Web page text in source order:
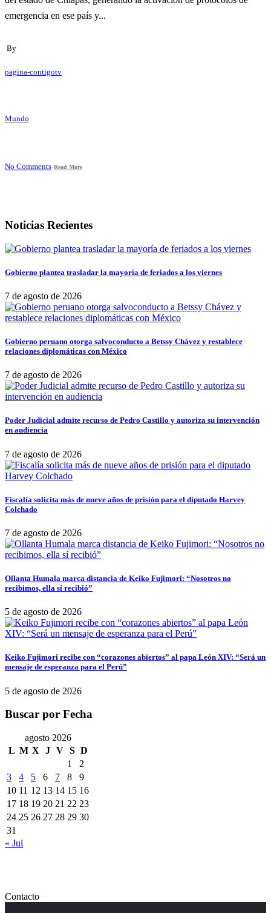
emergencia en ese país y...
By
pagina-contigotv
Mundo
No Comments Read More
Noticias Recientes
Gobierno plantea trasladar la mayoría de feriados a los viernes
7 de agosto de 2026
Gobierno peruano otorga salvoconducto a Betssy Chávez y restablece
relaciones diplomáticas con México
7 de agosto de 2026
Poder Judicial admite recurso de Pedro Castillo y autoriza su intervención
en audiencia
7 de agosto de 2026
Fiscalía solicita más de nueve años de prisión para el diputado Harvey
Colchado
7 de agosto de 2026
Ollanta Humala marca distancia de Keiko Fujimori: “Nosotros no
recibimos, ella sí recibió”
5 de agosto de 2026
Keiko Fujimori recibe con “corazones abiertos” al papa León XIV: “Será un
mensaje de esperanza para el Perú”
5 de agosto de 2026
Buscar por Fecha
agosto 2026
L M X J V S D
1
2
3
4 5 6 7 8
9
10 11 12 13 14 15 16
17 18 19 20 21 22 23
24 25 26 27 28 29 30
31
« Jul
Contacto